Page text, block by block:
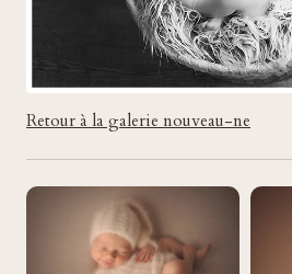
Retour à la galerie nouveau-ne